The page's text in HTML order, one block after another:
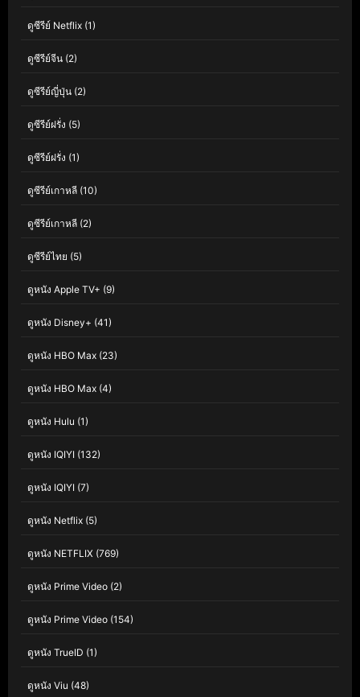
ดูซีรีย์ Netflix (1)
ดูซีรีย์จีน (2)
ดูซีรีย์ญี่ปุ่น (2)
ดูซีรีย์ฝรั่ง (5)
ดูซีรีย์ฝรั่ง (1)
ดูซีรีย์เกาหลี (10)
ดูซีรีย์เกาหลี (2)
ดูซีรีย์ไทย (5)
ดูหนัง Apple TV+ (9)
ดูหนัง Disney+ (41)
ดูหนัง HBO Max (23)
ดูหนัง HBO Max (4)
ดูหนัง Hulu (1)
ดูหนัง IQIYI (132)
ดูหนัง IQIYI (7)
ดูหนัง Netflix (5)
ดูหนัง NETFLIX (769)
ดูหนัง Prime Video (2)
ดูหนัง Prime Video (154)
ดูหนัง TrueID (1)
ดูหนัง Viu (48)